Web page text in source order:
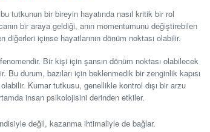
tutkunun bir bireyin hayatında nasıl kritik bir rol
bir araya geldiği, anın momentumunu değiştirebilen
içinse hayatlarının dönüm noktası olabilir.
Bir kişi için şansın dönüm noktası olabilecek
durum, bazıları için beklenmedik bir zenginlik kapısı
olabilir. Kumar tutkusu, genellikle kontrol dışı bir arzu
insan psikolojisini derinden etkiler.
değil, kazanma ihtimaliyle de bağlar.